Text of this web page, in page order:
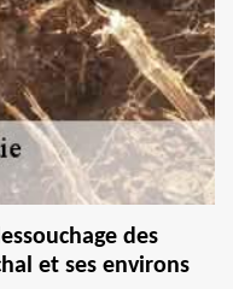
des
et ses environs